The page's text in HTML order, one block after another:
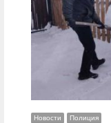
Новости Полиция